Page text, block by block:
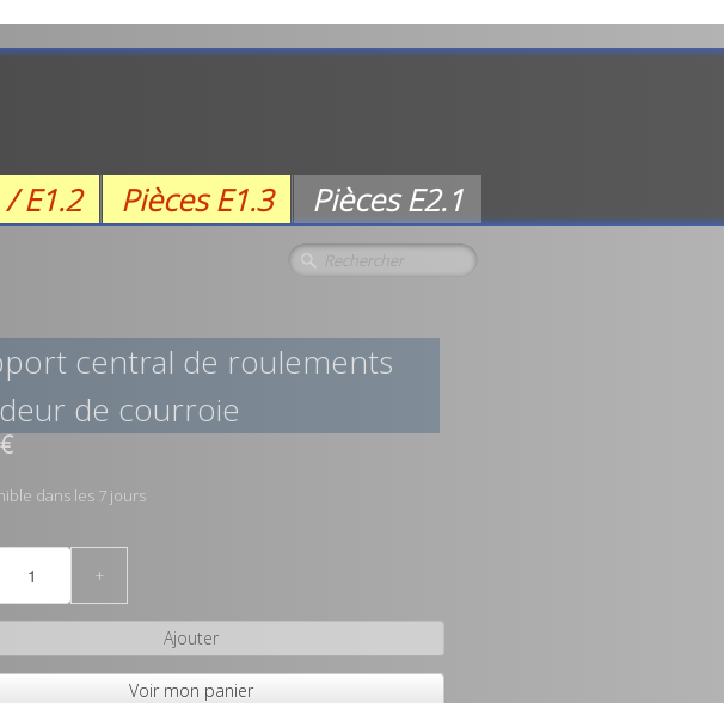
E1.2 Pièces E1.3 Pièces E2.1
central de roulements
de courroie
dans les 7 jours
+
Ajouter
Voir mon panier